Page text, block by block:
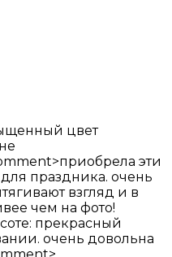
цвет
эти
праздника. очень
взгляд и в
чем на фото!
прекрасный
очень довольна